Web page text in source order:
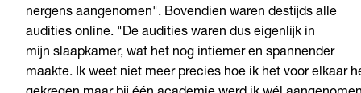
nergens aangenomen". Bovendien waren destijds alle
audities online. "De audities waren dus eigenlijk in
mijn slaapkamer, wat het nog intiemer en spannender
maakte. Ik weet niet meer precies hoe ik het voor elkaar